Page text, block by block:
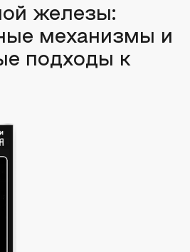
железы:
механизмы и
подходы к